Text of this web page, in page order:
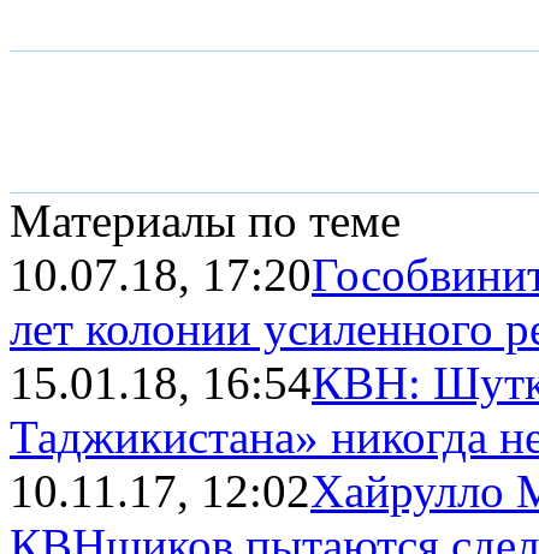
Материалы по теме
10.07.18, 17:20
лет колонии усиленного
15.01.18, 16:54КВН:
Таджикистана» никогда
10.11.17, 12:02Хайрулло